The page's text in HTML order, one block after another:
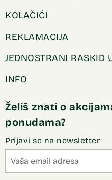
KOLAČIĆI
REKLAMACIJA
JEDNOSTRANI RASKID
INFO
Želiš znati o
ponudama?
Prijavi se na newsletter